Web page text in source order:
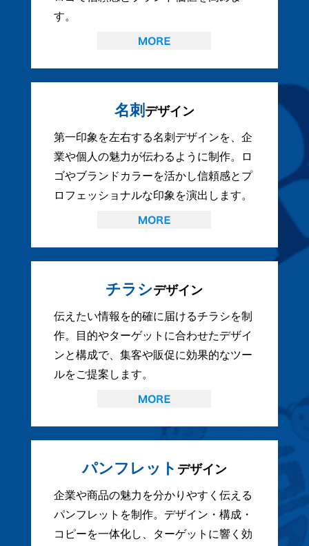
す。
名刺 デザイン
第一印象を左右する名刺デザインを、企
業や個人の魅力が伝わるように制作。ロ
ゴやブランドカラーを活かし信頼感とプ
ロフェッショナルな印象を演出します。
チラシデザイン
伝えたい情報を的確に届けるチラシを制
作。目的やターゲットに合わせたデザイ
ンと構成で、集客や販促に効果的なツー
ルをご提案します。
パンフレット デザイン
企業や商品の魅力を分かりやすく伝える
パンフレットを制作。デザイン・構成・
コピーを一体化し、ターゲットに響く効